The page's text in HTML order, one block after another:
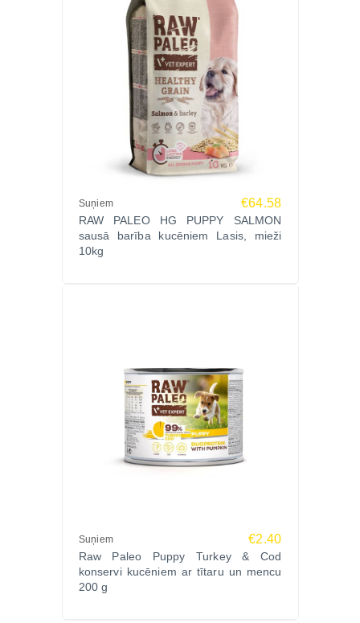
Suņiem €64.58
RAW PALEO HG PUPPY SALMON
sausā barība kucēniem Lasis, mieži
10kg
Suņiem €2.40
Raw Paleo Puppy Turkey & Cod
konservi kucēniem ar tītaru un mencu
200 g